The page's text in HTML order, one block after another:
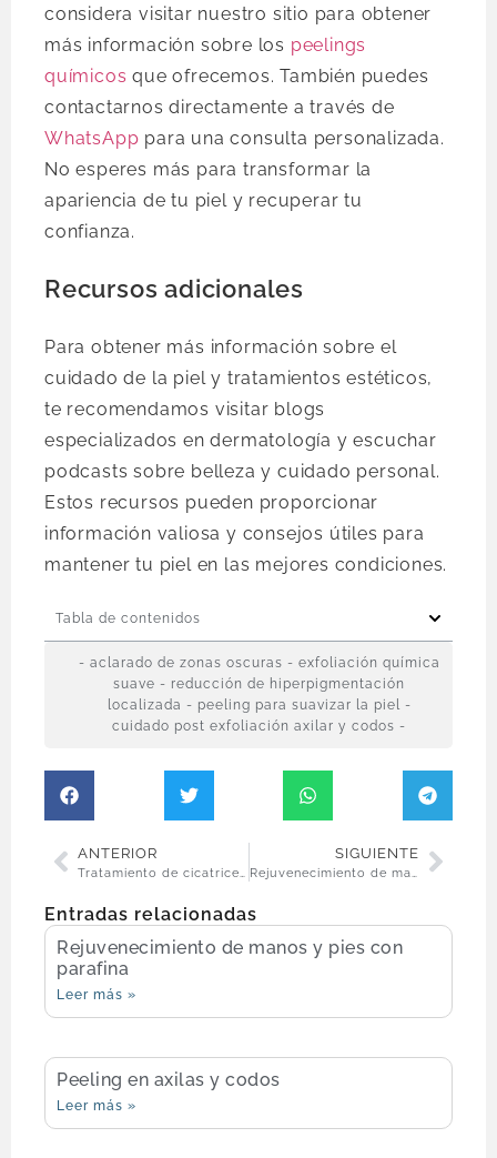
considera visitar nuestro sitio para obtener
más información sobre los peelings
químicos que ofrecemos. También puedes
contactarnos directamente a través de
WhatsApp para una consulta personalizada.
No esperes más para transformar la
apariencia de tu piel y recuperar tu
confianza.
Recursos adicionales
Para obtener más información sobre el
cuidado de la piel y tratamientos estéticos,
te recomendamos visitar blogs
especializados en dermatología y escuchar
podcasts sobre belleza y cuidado personal.
Estos recursos pueden proporcionar
información valiosa y consejos útiles para
mantener tu piel en las mejores condiciones.
Tabla de contenidos
- aclarado de zonas oscuras - exfoliación química
suave - reducción de hiperpigmentación
localizada - peeling para suavizar la piel -
cuidado post exfoliación axilar y codos -
ANTERIOR SIGUIENTE
Entradas relacionadas
Rejuvenecimiento de manos y pies con
parafina
Leer más »
Peeling en axilas y codos
Leer más »